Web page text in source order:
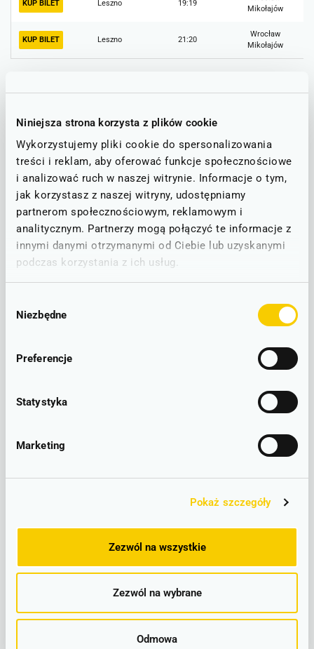
Niniejsza strona korzysta z plików cookie
Wykorzystujemy pliki cookie do spersonalizowania
treści i reklam, aby oferować funkcje społecznościowe
i analizować ruch w naszej witrynie. Informacje o tym,
jak korzystasz z naszej witryny, udostępniamy
partnerom społecznościowym, reklamowym i
analitycznym. Partnerzy mogą połączyć te informacje z
innymi danymi otrzymanymi od Ciebie lub uzyskanymi
podczas korzystania z ich usług.
zgody
Niezbędne
Preferencje
Statystyka
Marketing
Pokaż szczegóły
Zezwól na wszystkie
Zezwól na wybrane
Odmowa
Leszno 19:19
Mikołajów
KUP BILET
Leszno 21:20
Wrocław
Mikołajów
KUP BILET
Informacje o utrudnieniach
Poniżej znajdą Państwo informacje o ewentualnych
utrudnieniach na trasie Leszno - Wrocław Mikołajów.
Stan linii - informacje o utrudnieniach
STAN NA DZIEŃ: 07.08.2026
D30
Wrocław - Żmigród - Rawicz - Leszno
LINIOWY SCHEMAT POŁĄCZEŃ
Leszno - Wrocław
Mikołajów – lokalizacje